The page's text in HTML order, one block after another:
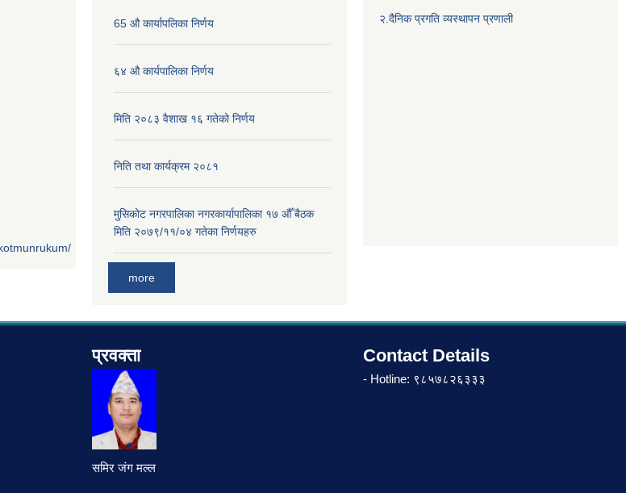
65 औ कार्यापलिका निर्णय
६४ औ कार्यपालिका निर्णय
मिति २०८३ वैशाख १६ गतेको निर्णय
निति तथा कार्यक्रम २०८१
मुसिकोट नगरपालिका नगरकार्यापालिका १७ औँ बैठक
मिति २०७९/११/०४ गतेका निर्णयहरु
more
२.दैनिक प्रगति व्यस्थापन प्रणाली
प्रवक्ता
समिर जंग मल्ल
Contact Details
- Hotline: ९८५७८२६३३३